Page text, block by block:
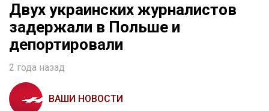
Двух украинских журналистов
задержали в Польше и
депортировали
2 года назад
ВАШИ НОВОСТИ